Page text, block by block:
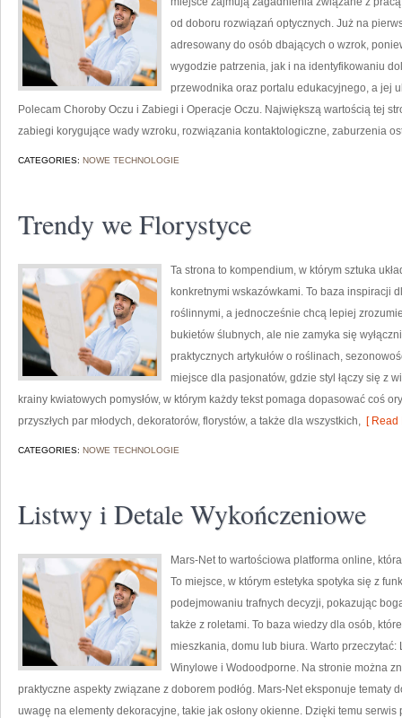
od doboru rozwiązań optycznych. Już na
adresowany do osób dbających o wzrok,
wygodzie patrzenia, jak i na identyfikowaniu
przewodnika oraz portalu edukacyjnego, a jej
Polecam Choroby Oczu i Zabiegi i Operacje Oczu. Największą wartością tej
zabiegi korygujące wady wzroku, rozwiązania kontaktologiczne, zaburzenia
CATEGORIES: NOWE TECHNOLOGIE
Trendy we Florystyce
Ta strona to kompendium, w którym sztuka
konkretnymi wskazówkami. To baza inspiracji
roślinnymi, a jednocześnie chcą lepiej
bukietów ślubnych, ale nie zamyka się
praktycznych artykułów o roślinach,
miejsce dla pasjonatów, gdzie styl łączy się z
krainy kwiatowych pomysłów, w którym każdy tekst pomaga dopasować coś
przyszłych par młodych, dekoratorów, florystów, a także dla wszystkich, [ Read
CATEGORIES: NOWE TECHNOLOGIE
Listwy i Detale Wykończeniowe
Mars-Net to wartościowa platforma online,
To miejsce, w którym estetyka spotyka się z
podejmowaniu trafnych decyzji, pokazując
także z roletami. To baza wiedzy dla osób,
mieszkania, domu lub biura. Warto
Winylowe i Wodoodporne. Na stronie można
praktyczne aspekty związane z doborem podłóg. Mars-Net eksponuje tematy
uwagę na elementy dekoracyjne, takie jak osłony okienne. Dzięki temu serwis